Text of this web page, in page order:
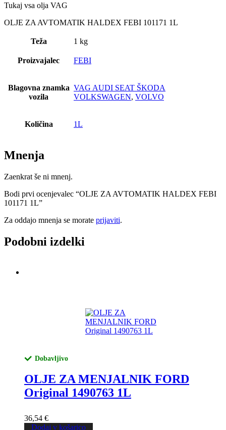
Tukaj vsa olja VAG
OLJE ZA AVTOMATIK HALDEX FEBI 101171 1L
Teža 1 kg
Proizvajalec FEBI
Blagovna znamka
vozila
VAG AUDI SEAT ŠKODA
VOLKSWAGEN, VOLVO
Količina 1L
Mnenja
Zaenkrat še ni mnenj.
Bodi prvi ocenjevalec “OLJE ZA AVTOMATIK HALDEX FEBI
101171 1L”
Za oddajo mnenja se morate prijaviti.
Podobni izdelki
Dobavljivo
OLJE ZA MENJALNIK FORD
Original 1490763 1L
36,54 €
Dodaj v košarico